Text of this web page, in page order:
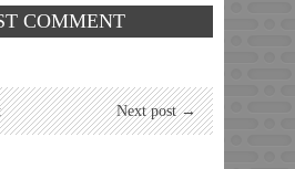
Next post →